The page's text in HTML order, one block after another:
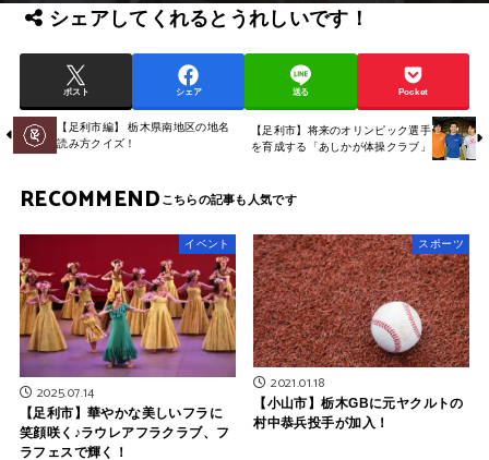
シェアしてくれるとうれしいです！
ポスト シェア 送る Pocket
【足利市編】 栃木県南地区の地名
読み方クイズ！
【足利市】将来のオリンピック選手
を育成する「あしかが体操クラブ」
RECOMMEND
イベント
2025.07.14
【足利市】華やかな美しいフラに
笑顔咲く♪ラウレアフラクラブ、フ
ラフェスで輝く！
スポーツ
2021.01.18
【小山市】栃木GBに元ヤクルトの
村中恭兵投手が加入！